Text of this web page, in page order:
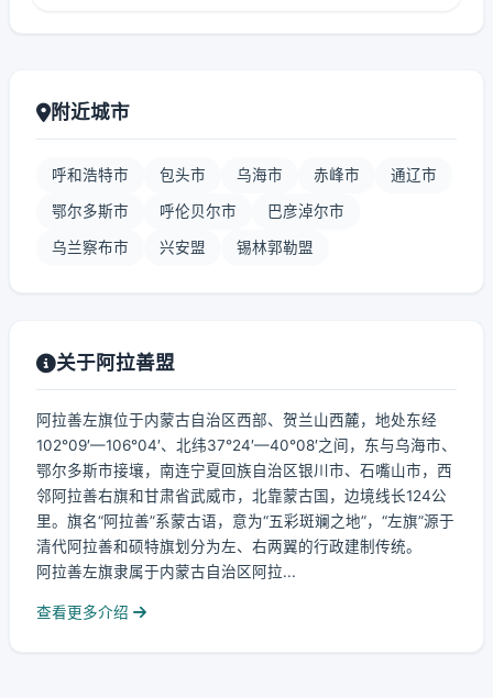
附近城市
呼和浩特市 包头市 乌海市 赤峰市 通辽市
鄂尔多斯市 呼伦贝尔市 巴彦淖尔市
乌兰察布市 兴安盟 锡林郭勒盟
关于阿拉善盟
阿拉善左旗位于内蒙古自治区西部、贺兰山西麓，地处东经
102°09′—106°04′、北纬37°24′—40°08′之间，东与乌海市、
鄂尔多斯市接壤，南连宁夏回族自治区银川市、石嘴山市，西
邻阿拉善右旗和甘肃省武威市，北靠蒙古国，边境线长124公
里。旗名“阿拉善”系蒙古语，意为“五彩斑斓之地”，“左旗”源于
清代阿拉善和硕特旗划分为左、右两翼的行政建制传统。
阿拉善左旗隶属于内蒙古自治区阿拉...
查看更多介绍